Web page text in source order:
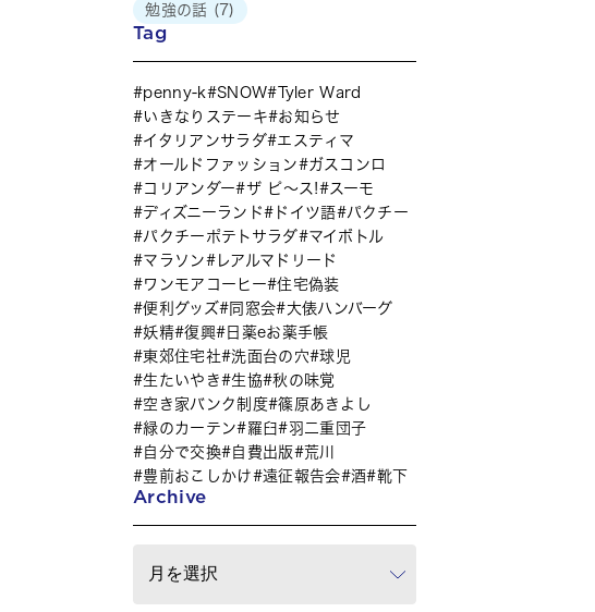
勉強の話 (7)
Tag
penny-k SNOW
Tyler Ward
いきなりステーキ
お知らせ
イタリアンサラダ
エスティマ
オールドファッション
ガスコンロ
コリアンダー
ザ ピ〜ス!
スーモ
ディズニーランド
ドイツ語
パクチー
パクチーポテトサラダ
マイボトル
マラソン
レアルマドリード
ワンモアコーヒー
住宅偽装
便利グッズ
同窓会
大俵ハンバーグ
妖精
復興
日薬eお薬手帳
東郊住宅社
洗面台の穴
球児
生たいやき
生協
秋の味覚
空き家バンク制度
篠原あきよし
緑のカーテン
羅臼
羽二重団子
自分で交換
自費出版
荒川
豊前おこしかけ
遠征報告会 酒 靴下
Archive